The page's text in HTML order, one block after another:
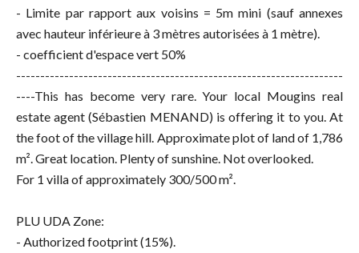
- Limite par rapport aux voisins = 5m mini (sauf annexes
avec hauteur inférieure à 3 mètres autorisées à 1 mètre).
- coefficient d'espace vert 50%
--------------------------------------------------------------------
----This has become very rare. Your local Mougins real
estate agent (Sébastien MENAND) is offering it to you. At
the foot of the village hill. Approximate plot of land of 1,786
m². Great location. Plenty of sunshine. Not overlooked.
For 1 villa of approximately 300/500 m².
PLU UDA Zone:
- Authorized footprint (15%).